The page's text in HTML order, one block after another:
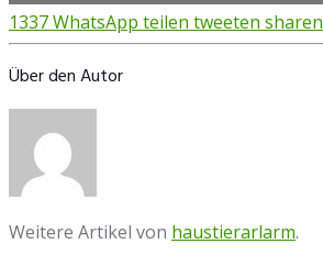
1337WhatsApp teilen tweeten sharen
Über den Autor
Weitere Artikel von haustierarlarm.